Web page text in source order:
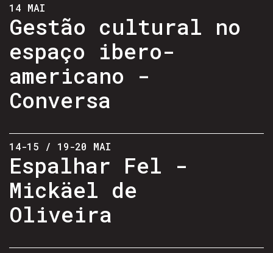
14 MAI
Gestão cultural no
espaço ibero-
americano -
Conversa
14-15 / 19-20 MAI
Espalhar Fel -
Mickäel de
Oliveira